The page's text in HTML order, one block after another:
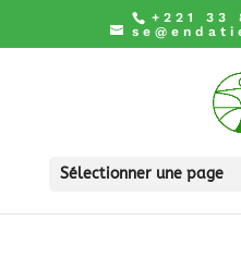
+221 33
Sélectionner une page